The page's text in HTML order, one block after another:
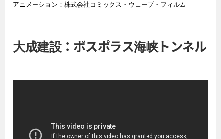
アニメーション：株式会社コミックス・ウェーブ・フィルム
大成建設：ボスポラス海峡トンネル